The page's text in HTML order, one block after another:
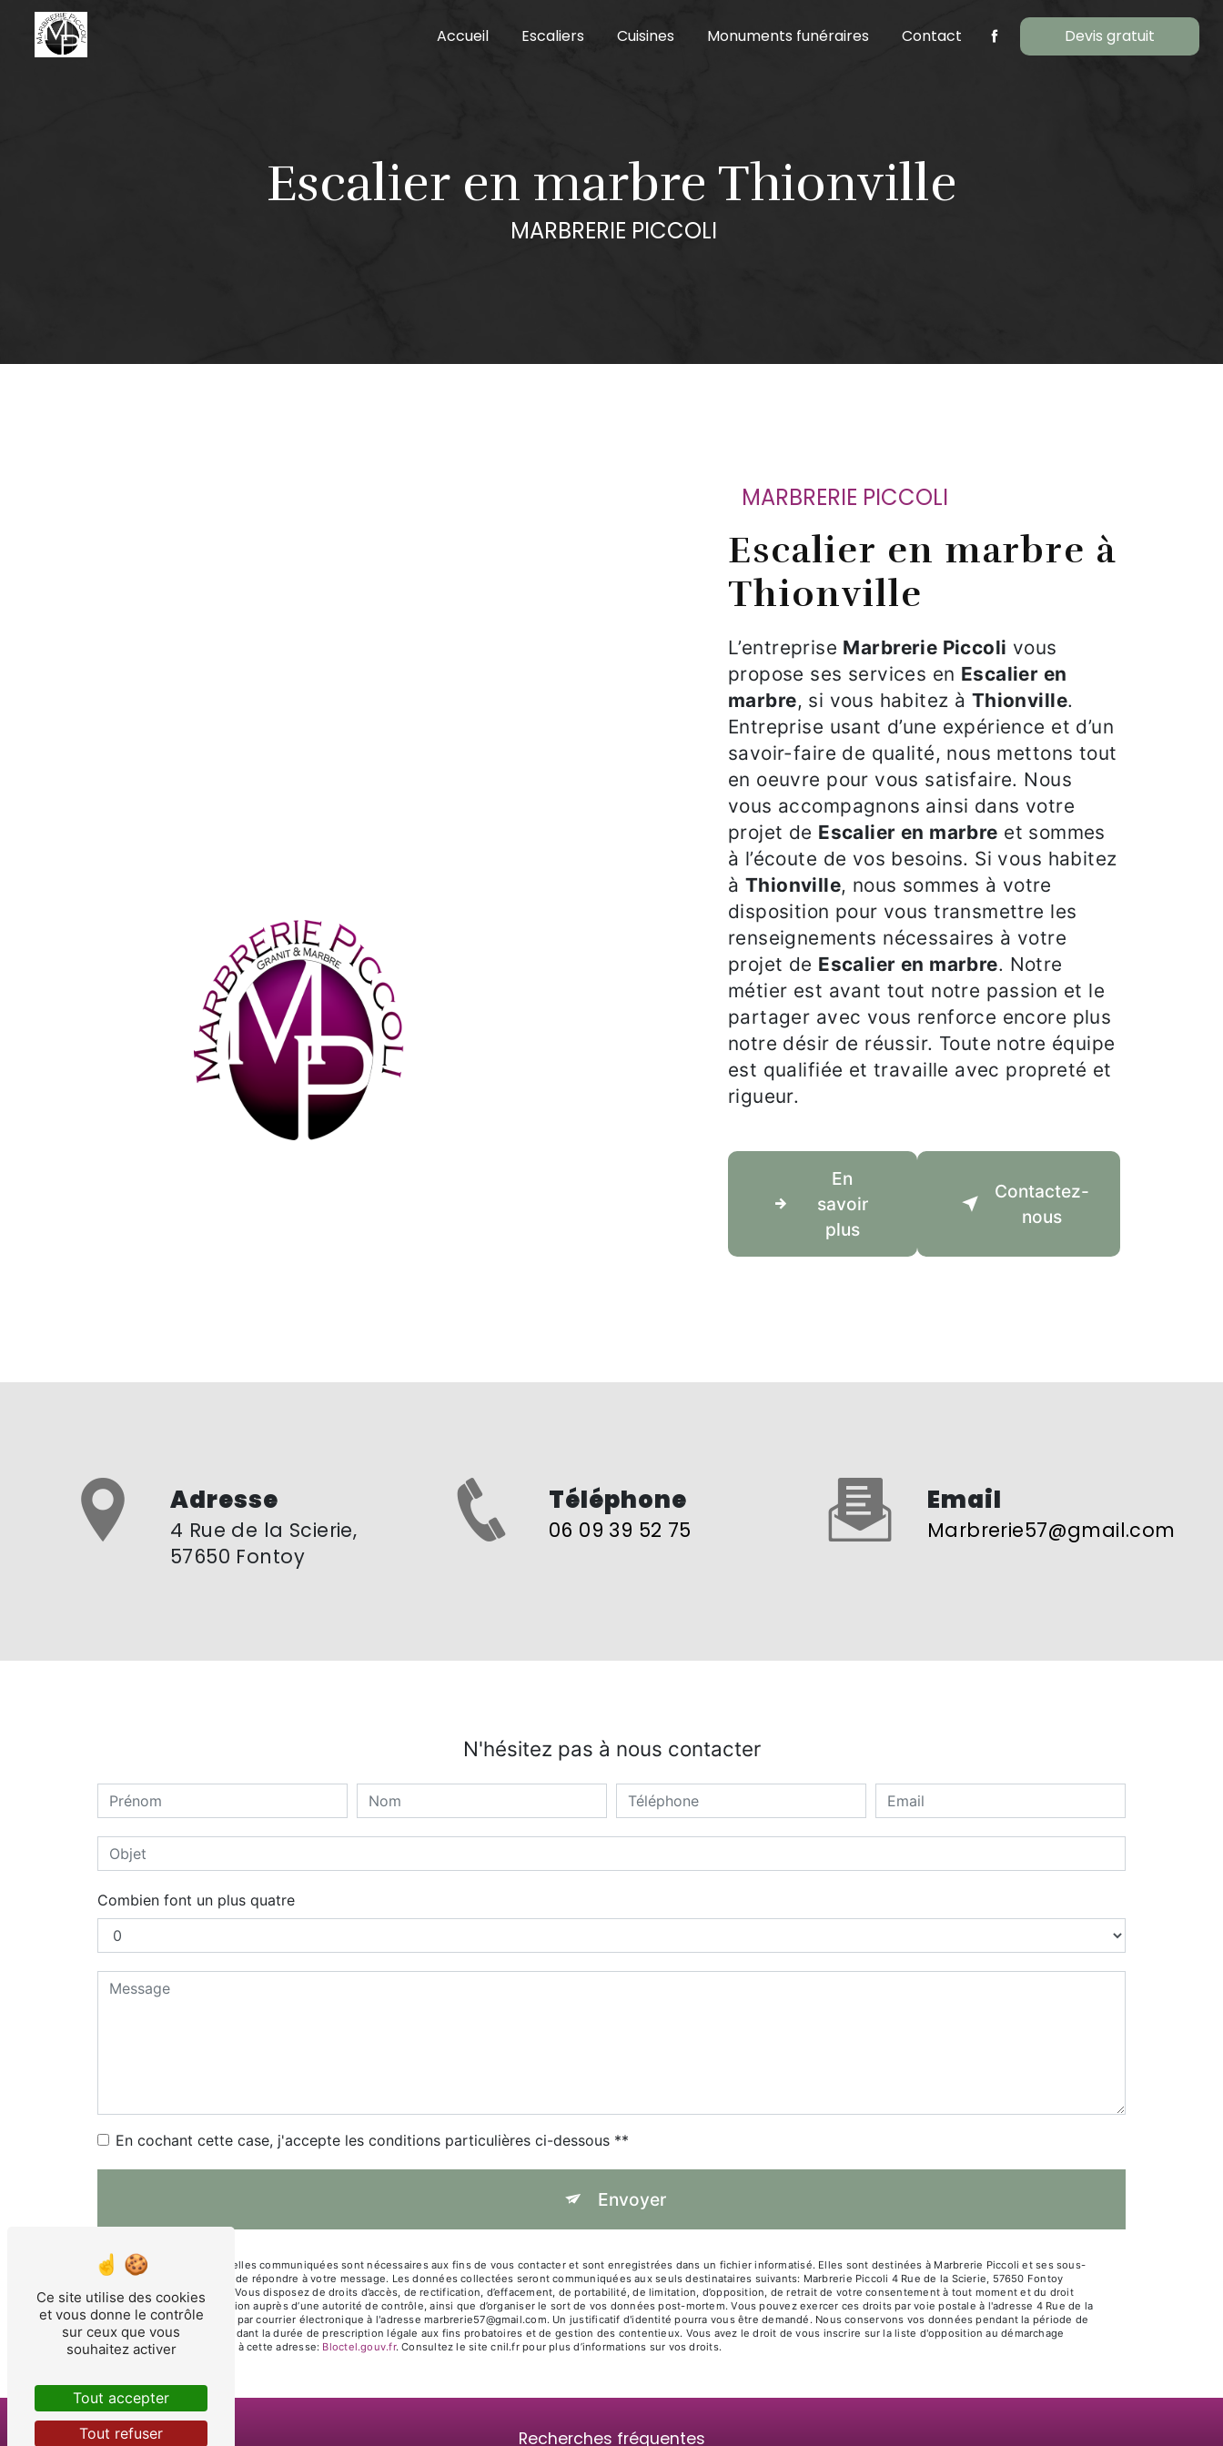
Accueil Escaliers Cuisines Monuments funéraires Contact Devis gratuit
Escalier en marbre Thionville
MARBRERIE PICCOLI
MARBRERIE PICCOLI
Escalier en marbre à
Thionville
L’entreprise Marbrerie Piccoli vous
propose ses services en Escalier en
marbre, si vous habitez à Thionville.
Entreprise usant d’une expérience et d’un
savoir-faire de qualité, nous mettons tout
en oeuvre pour vous satisfaire. Nous
vous accompagnons ainsi dans votre
projet de Escalier en marbre et sommes
à l’écoute de vos besoins. Si vous habitez
à Thionville, nous sommes à votre
disposition pour vous transmettre les
renseignements nécessaires à votre
projet de Escalier en marbre. Notre
métier est avant tout notre passion et le
partager avec vous renforce encore plus
notre désir de réussir. Toute notre équipe
est qualifiée et travaille avec propreté et
rigueur.
En
savoir
plus
Contactez-
nous
Adresse
4 Rue de la Scierie,
57650 Fontoy
Téléphone
06 09 39 52 75
Email
marbrerie57@gmail.com
N'hésitez pas à nous contacter
Combien font un plus quatre
En cochant cette case, j'accepte les conditions particulières ci-dessous **
Envoyer
** Les données personnelles communiquées sont nécessaires aux fins de vous contacter et sont enregistrées dans un fichier informatisé. Elles sont destinées à Marbrerie Piccoli et ses sous-
traitants dans le seul but de répondre à votre message. Les données collectées seront communiquées aux seuls destinataires suivants: Marbrerie Piccoli 4 Rue de la Scierie, 57650 Fontoy
marbrerie57@gmail.com. Vous disposez de droits d’accès, de rectification, d’effacement, de portabilité, de limitation, d’opposition, de retrait de votre consentement à tout moment et du droit
d’introduire une réclamation auprès d’une autorité de contrôle, ainsi que d’organiser le sort de vos données post-mortem. Vous pouvez exercer ces droits par voie postale à l'adresse 4 Rue de la
Scierie, 57650 Fontoy ou par courrier électronique à l'adresse marbrerie57@gmail.com. Un justificatif d'identité pourra vous être demandé. Nous conservons vos données pendant la période de
prise de contact puis pendant la durée de prescription légale aux fins probatoires et de gestion des contentieux. Vous avez le droit de vous inscrire sur la liste d'opposition au démarchage
téléphonique, disponible à cette adresse:
Bloctel.gouv.fr. Consultez le site cnil.fr pour plus d’informations sur vos droits.
Recherches fréquentes
Panneau de gestion des cookies
Ce site utilise des cookies
et vous donne le contrôle
sur ceux que vous
souhaitez activer
Tout accepter
Tout refuser